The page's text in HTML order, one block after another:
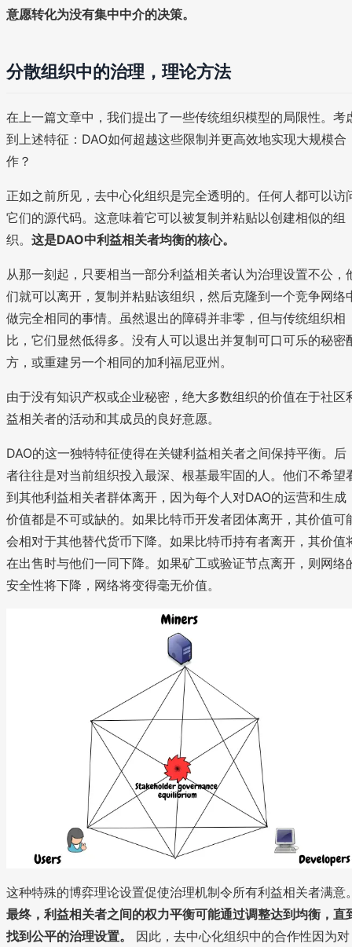
意愿转化为没有集中中介的决策。
分散组织中的治理，理论方法
在上一篇文章中，我们提出了一些传统组织模型的局限性。考
到上述特征：DAO如何超越这些限制并更高效地实现大规模合
作？
正如之前所见，去中心化组织是完全透明的。任何人都可以访
它们的源代码。这意味着它可以被复制并粘贴以创建相似的组
织。 这是DAO中利益相关者均衡的核心。
从那一刻起，只要相当一部分利益相关者认为治理设置不公，
们就可以离开，复制并粘贴该组织，然后克隆到一个竞争网络
做完全相同的事情。虽然退出的障碍并非零，但与传统组织相
比，它们显然低得多。没有人可以退出并复制可口可乐的秘密
方，或重建另一个相同的加利福尼亚州。
由于没有知识产权或企业秘密，绝大多数组织的价值在于社区
益相关者的活动和其成员的良好意愿。
DAO的这一独特特征使得在关键利益相关者之间保持平衡。后
者往往是对当前组织投入最深、根基最牢固的人。他们不希望
到其他利益相关者群体离开，因为每个人对DAO的运营和生成
价值都是不可或缺的。如果比特币开发者团体离开，其价值可
会相对于其他替代货币下降。如果比特币持有者离开，其价值
在出售时与他们一同下降。如果矿工或验证节点离开，则网络
安全性将下降，网络将变得毫无价值。
这种特殊的博弈理论设置促使治理机制令所有利益相关者满意
最终，利益相关者之间的权力平衡可能通过调整达到均衡，直
找到公平的治理设置。
因此，去中心化组织中的合作性因为对